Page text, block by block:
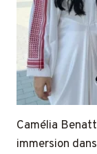
Camélia
immersion